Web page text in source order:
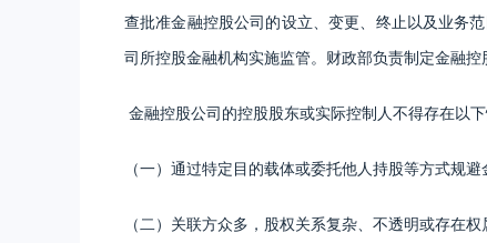
查批准金融控股公司的设立、变更、终止以及业务
司所控股金融机构实施监管。财政部负责制定金融控
金融控股公司的控股股东或实际控制人不得存在以下
（一）通过特定目的载体或委托他人持股等方式规避
（二）关联方众多，股权关系复杂、不透明或存在